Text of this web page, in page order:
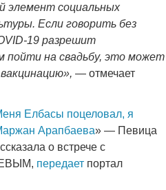
элемент социальных
Если говорить без
19 разрешит
пойти на свадьбу, это может
― отмечает
Елбасы поцеловал, я
Арапбаева» — Певица
о встрече с
передаетпортал